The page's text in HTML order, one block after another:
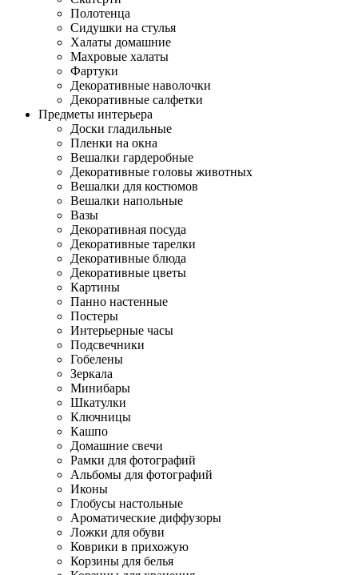
Полотенца
Сидушки на стулья
Халаты домашние
Махровые халаты
Фартуки
Декоративные наволочки
Декоративные салфетки
Предметы интерьера
Доски гладильные
Пленки на окна
Вешалки гардеробные
Декоративные головы животных
Вешалки для костюмов
Вешалки напольные
Вазы
Декоративная посуда
Декоративные тарелки
Декоративные блюда
Декоративные цветы
Картины
Панно настенные
Постеры
Интерьерные часы
Подсвечники
Гобелены
Зеркала
Минибары
Шкатулки
Ключницы
Кашпо
Домашние свечи
Рамки для фотографий
Альбомы для фотографий
Иконы
Глобусы настольные
Ароматические диффузоры
Ложки для обуви
Коврики в прихожую
Корзины для белья